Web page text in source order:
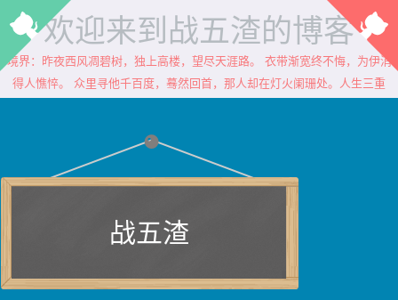
欢迎来到战五渣的博客
境界：昨夜西风凋碧树，独上高楼，望尽天涯路。 衣带渐宽终不悔，为伊消
得人憔悴。 众里寻他千百度，蓦然回首，那人却在灯火阑珊处。人生三重
战五渣